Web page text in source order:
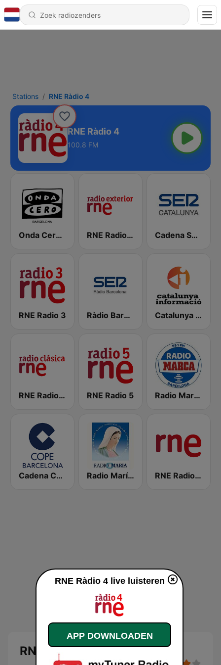
Stations RNE Ràdio 4
RNE Ràdio 4
100.8 FM
Onda Cero Barcelona RNE Radio Exterior Cadena SER Catalunya
RNE Radio 3 Ràdio Barcelona SER Catalunya Informació
RNE Radio Clásica RNE Radio 5 Radio Marca Barcelona
Cadena COPE Barcelona FM Radio María España RNE Radio Nacional
RNE Ràdio 4
RNE Ràdio 4 live luisteren
APP DOWNLOADEN